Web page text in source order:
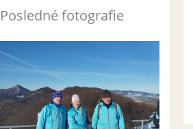
Posledné fotografie